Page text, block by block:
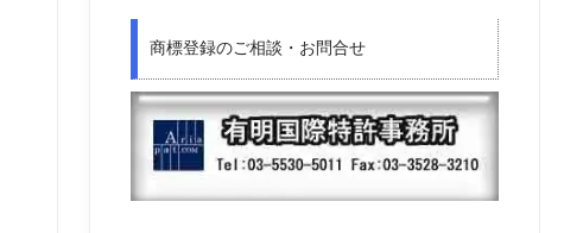
商標登録のご相談・お問合せ